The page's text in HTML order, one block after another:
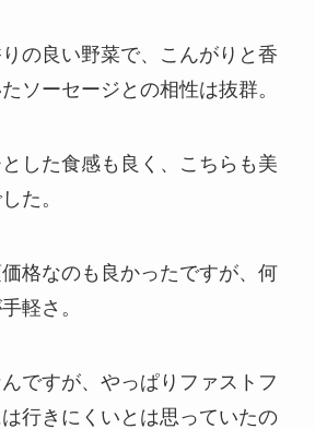
の良い野菜で、こんがりと香
ソーセージとの相性は抜群。
した食感も良く、こちらも美
た。
格なのも良かったですが、何
軽さ。
ですが、やっぱりファストフ
行きにくいとは思っていたの